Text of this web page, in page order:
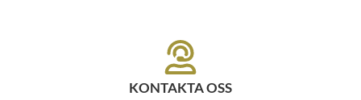
KONTAKTA OSS